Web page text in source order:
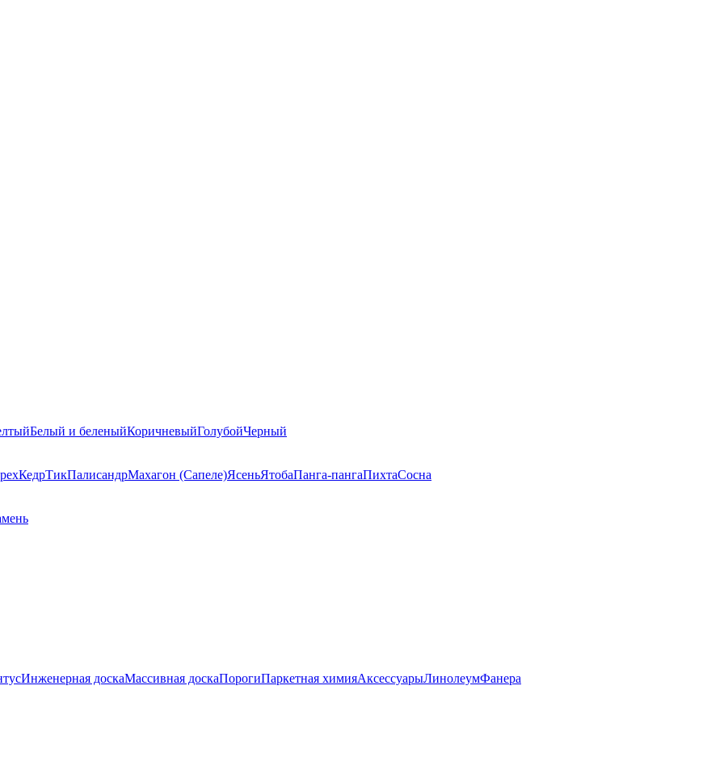
Белый и беленыйКоричневыйГолубойЧерный
КедрТикПалисандрМахагон (Сапеле)ЯсеньЯтобаПанга-пангаПихтаСосна
Инженерная доскаМассивная доскаПорогиПаркетная химияАксессуарыЛинолеумФанера